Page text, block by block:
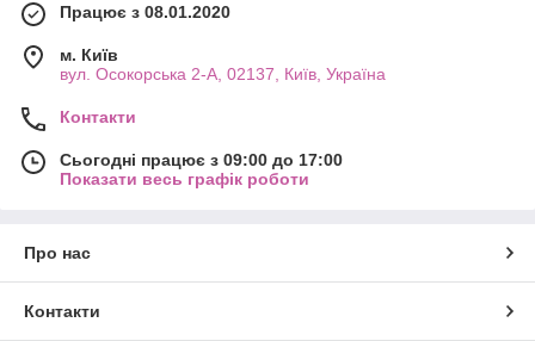
Працює з 08.01.2020
м. Київ
вул. Осокорська 2-А, 02137, Київ, Україна
Контакти
Сьогодні працює з 09:00 до 17:00
Показати весь графік роботи
Про нас
Контакти